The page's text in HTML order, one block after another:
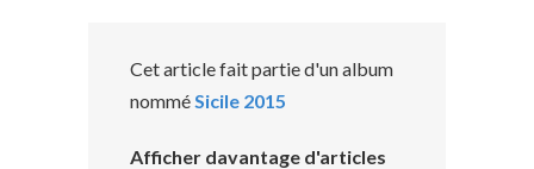
Cet article fait partie d'un album
nomméSicile 2015
Afficher davantage d'articles